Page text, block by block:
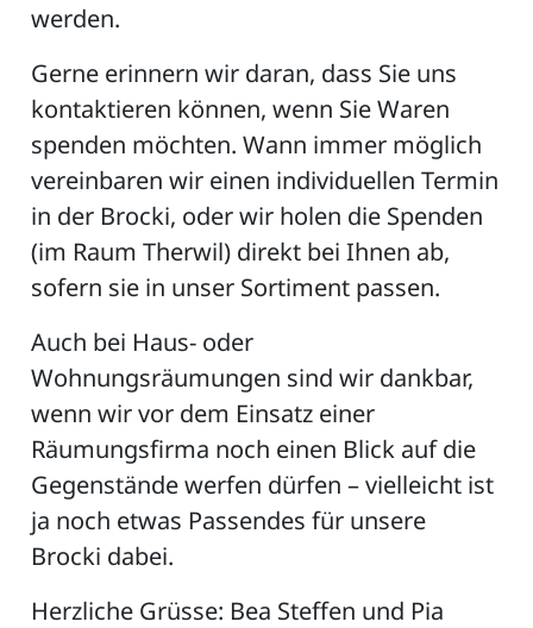
werden.
Gerne erinnern wir daran, dass Sie uns
kontaktieren können, wenn Sie Waren
spenden möchten. Wann immer möglich
vereinbaren wir einen individuellen Termin
in der Brocki, oder wir holen die Spenden
(im Raum Therwil) direkt bei Ihnen ab,
sofern sie in unser Sortiment passen.
Auch bei Haus- oder
Wohnungsräumungen sind wir dankbar,
wenn wir vor dem Einsatz einer
Räumungsfirma noch einen Blick auf die
Gegenstände werfen dürfen – vielleicht ist
ja noch etwas Passendes für unsere
Brocki dabei.
Herzliche Grüsse: Bea Steffen und Pia